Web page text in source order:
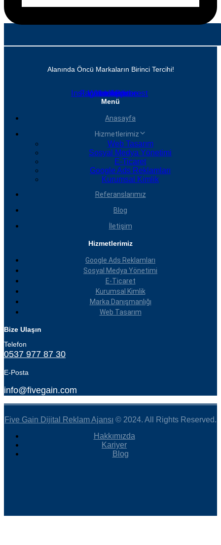
Alanında Öncü Markaların Birinci Tercihi!
Instagram
Facebook
Whatsapp
Linkedin
Youtube
Pinterest
Menü
Anasayfa
Hizmetlerimiz
Web Tasarım
Sosyal Medya Yönetimi
E-Ticaret
Google Ads Reklamları
Kurumsal Kimlik
Referanslarımız
Blog
İletişim
Hizmetlerimiz
Google Ads Reklamları
Sosyal Medya Yönetimi
E-Ticaret
Kurumsal Kimlik
Marka Danışmanlığı
Web Tasarım
Bize Ulaşın
Telefon
0537 977 87 30
E-Posta
info@fivegain.com
Five Gain Dijital Reklam Ajansı © 2024. All Rights Reserved.
Hakkımızda
Kariyer
Blog